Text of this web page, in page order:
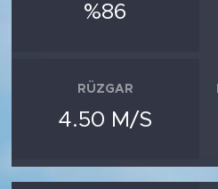
%86
RÜZGAR
4.50 M/S
TARİH